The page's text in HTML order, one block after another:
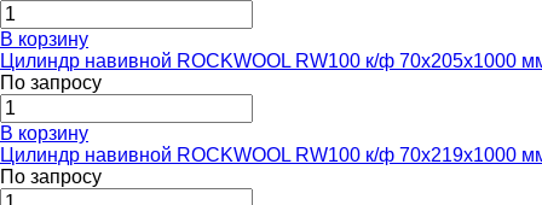
В корзину
Цилиндр навивной ROCKWOOL RW100 к/ф 70x205x1000
По запросу
В корзину
Цилиндр навивной ROCKWOOL RW100 к/ф 70x219x1000
По запросу